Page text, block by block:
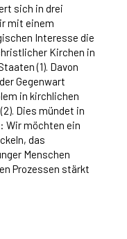
sich in drei
mit einem
Interesse die
Kirchen in
(1). Davon
Gegenwart
in kirchlichen
Dies mündet in
Wir möchten ein
das
Menschen
Prozessen stärkt